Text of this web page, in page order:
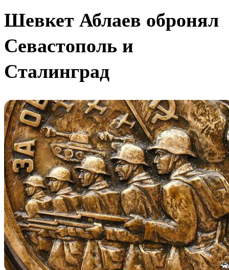
Шевкет Аблаев обронял
Севастополь и
Сталинград